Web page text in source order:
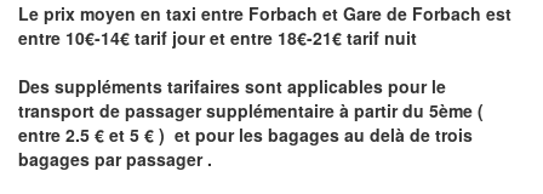
Le prix moyen en taxi entre Forbach et Gare de Forbach est
entre 10€-14€ tarif jour et entre 18€-21€ tarif nuit
Des suppléments tarifaires sont applicables pour le
transport de passager supplémentaire à partir du 5ème (
entre 2.5 € et 5 € ) et pour les bagages au delà de trois
bagages par passager .